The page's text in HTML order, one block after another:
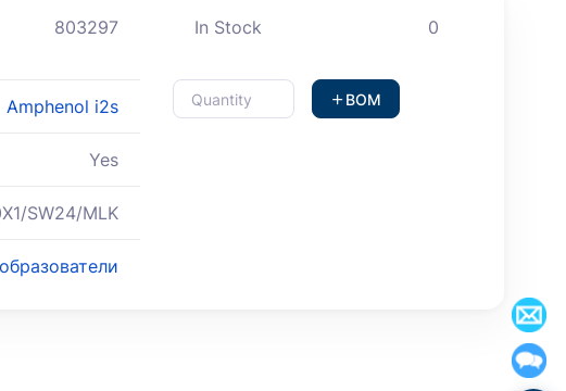
803297
Amphenol i2s
Yes
SW24/MLK
In Stock 0
BOM